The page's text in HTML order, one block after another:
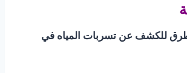
للكشف عن تسربات المياه في